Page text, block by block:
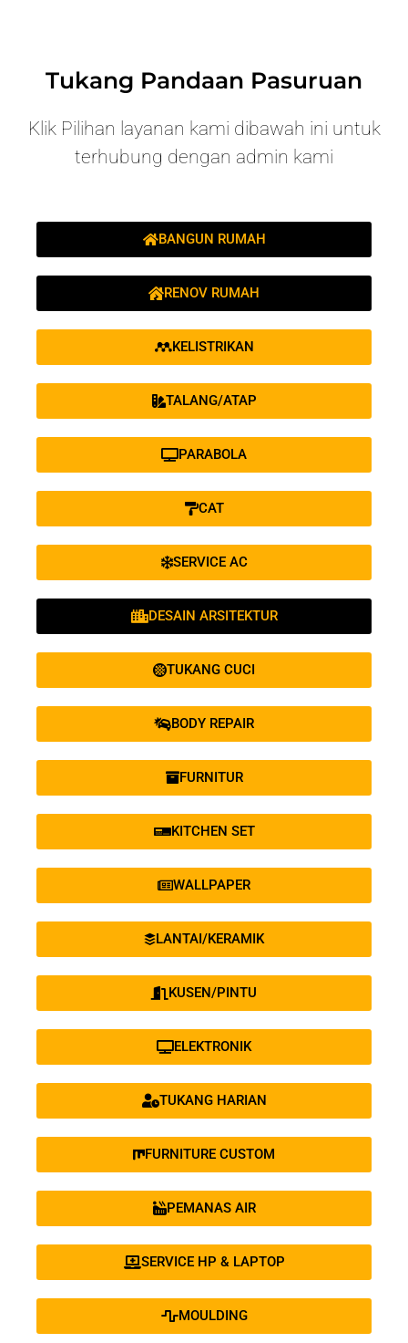
Tukang Pandaan Pasuruan
Klik Pilihan layanan kami dibawah ini untuk
terhubung dengan admin kami
BANGUN RUMAH
RENOV RUMAH
KELISTRIKAN
TALANG/ATAP
PARABOLA
CAT
SERVICE AC
DESAIN ARSITEKTUR
TUKANG CUCI
BODY REPAIR
FURNITUR
KITCHEN SET
WALLPAPER
LANTAI/KERAMIK
KUSEN/PINTU
ELEKTRONIK
TUKANG HARIAN
FURNITURE CUSTOM
PEMANAS AIR
SERVICE HP & LAPTOP
MOULDING